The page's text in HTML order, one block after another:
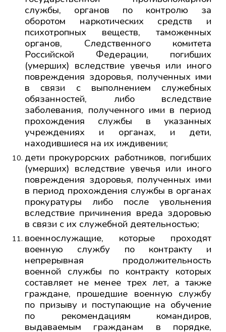
службы, органов по контролю за
оборотом наркотических средств и
психотропных веществ, таможенных
органов, Следственного комитета
Российской Федерации, погибших
(умерших) вследствие увечья или иного
повреждения здоровья, полученных ими
в связи с выполнением служебных
обязанностей, либо вследствие
заболевания, полученного ими в период
прохождения службы в указанных
учреждениях и органах, и дети,
находившиеся на их иждивении;
дети прокурорских работников, погибших
(умерших) вследствие увечья или иного
повреждения здоровья, полученных ими
в период прохождения службы в органах
прокуратуры либо после увольнения
вследствие причинения вреда здоровью
в связи с их служебной деятельностью;
военнослужащие, которые проходят
военную службу по контракту и
непрерывная продолжительность
военной службы по контракту которых
составляет не менее трех лет, а также
граждане, прошедшие военную службу
по призыву и поступающие на обучение
по рекомендациям командиров,
выдаваемым гражданам в порядке,